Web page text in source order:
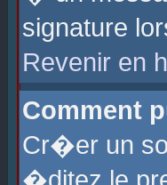
signature
Revenir en
Comment
Cr�er un